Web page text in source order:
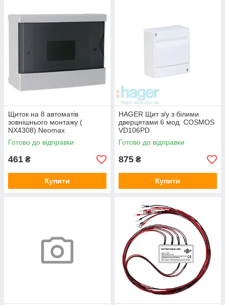
Щиток на 8 автоматів
зовнішнього монтажу (
NX4308) Neomax
Готово до відправки
461 ₴
Купити
HAGER Щит з/у з білими
дверцятами 6 мод. COSMOS
VD106PD
Готово до відправки
875 ₴
Купити